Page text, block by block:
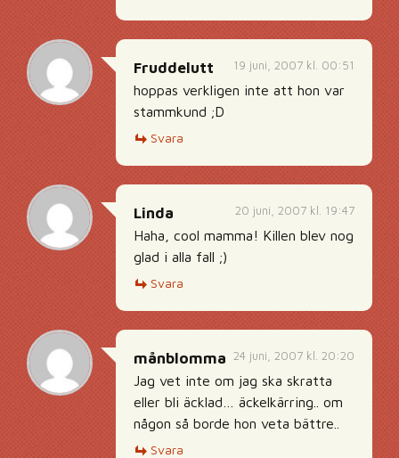
19 juni, 2007 kl. 00:51
Fruddelutt
hoppas verkligen inte att hon var
stammkund ;D
Svara
20 juni, 2007 kl. 19:47
Linda
Haha, cool mamma! Killen blev nog
glad i alla fall ;)
Svara
24 juni, 2007 kl. 20:20
månblomma
Jag vet inte om jag ska skratta
eller bli äcklad… äckelkärring.. om
någon så borde hon veta bättre..
Svara